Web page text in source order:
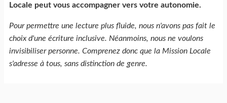
Locale peut vous accompagner vers votre autonomie.
Pour permettre une lecture plus fluide, nous n'avons pas fait le
choix d'une écriture inclusive. Néanmoins, nous ne voulons
invisibiliser personne. Comprenez donc que la Mission Locale
s'adresse à tous, sans distinction de genre.